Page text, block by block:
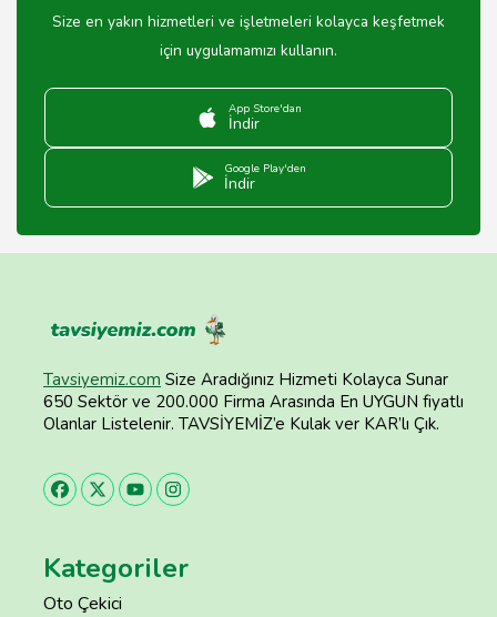
Size en yakın hizmetleri ve işletmeleri kolayca keşfetmek
için uygulamamızı kullanın.
App Store'dan
İndir
Google Play'den
İndir
Tavsiyemiz.com Size Aradığınız Hizmeti Kolayca Sunar
650 Sektör ve 200.000 Firma Arasında En UYGUN fiyatlı
Olanlar Listelenir. TAVSİYEMİZ’e Kulak ver KAR’lı Çık.
Kategoriler
Oto Çekici